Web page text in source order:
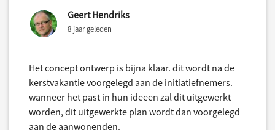
Geert Hendriks
8 jaar geleden
Het concept ontwerp is bijna klaar. dit wordt na de
kerstvakantie voorgelegd aan de initiatiefnemers.
wanneer het past in hun ideeen zal dit uitgewerkt
worden, dit uitgewerkte plan wordt dan voorgelegd
aan de aanwonenden.